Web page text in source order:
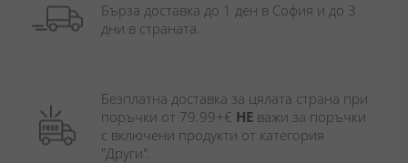
Бърза доставка до 1 ден в София и до 3
дни в страната.
Безплатна доставка за цялата страна при
поръчки от 79.99+€ НЕ важи за поръчки
с включени продукти от категория
"Други".